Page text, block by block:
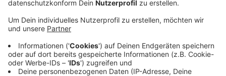
benötigen noch etwas Zeit
Anzeige